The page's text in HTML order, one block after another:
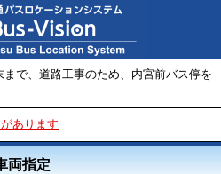
まで、道路工事のため、内宮前バス停を
あります
両指定